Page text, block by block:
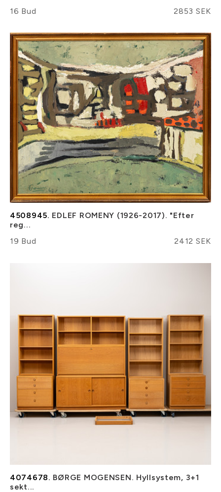
16 Bud
2853 SEK
4508945. EDLEF ROMENY (1926-2017). "Efter
reg...
19 Bud
2412 SEK
4074678. BØRGE MOGENSEN. Hyllsystem, 3+1
sekt...